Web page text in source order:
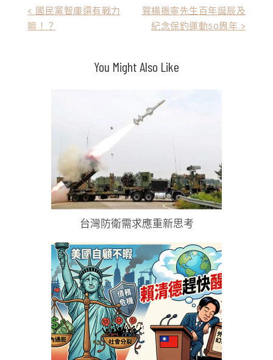
< 國民黨智庫還有戰力
嘛！？
賀楊振寧先生百年誕辰及
紀念保釣運動50周年 >
You Might Also Like
台灣防衛需求應重新思考